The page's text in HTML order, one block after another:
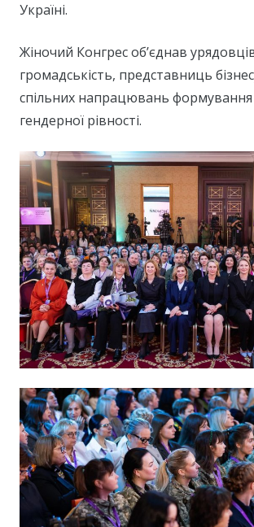
Україні.
Жіночий Конгрес обʼєднав
громадськість, представниць
спільних напрацювань формування
гендерної рівності.